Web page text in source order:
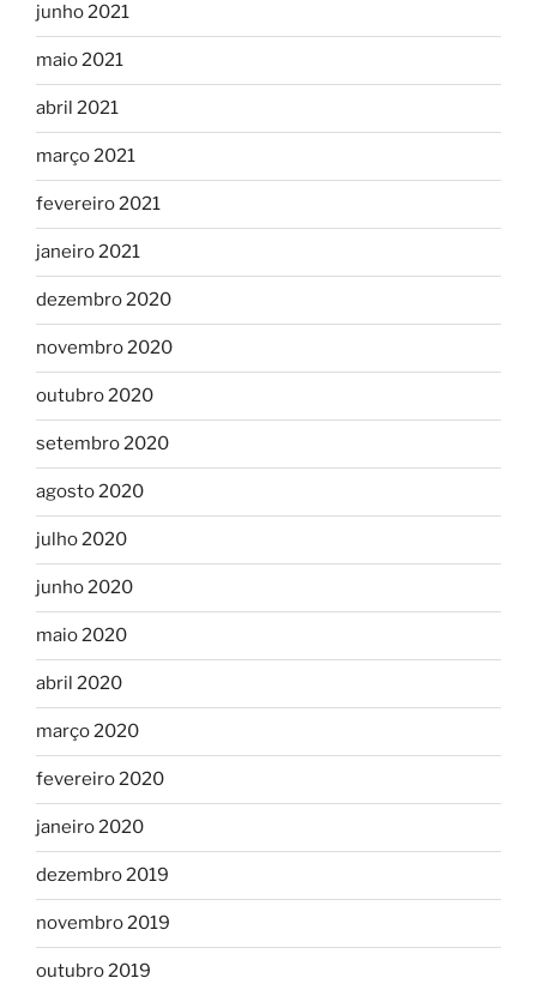
junho 2021
maio 2021
abril 2021
março 2021
fevereiro 2021
janeiro 2021
dezembro 2020
novembro 2020
outubro 2020
setembro 2020
agosto 2020
julho 2020
junho 2020
maio 2020
abril 2020
março 2020
fevereiro 2020
janeiro 2020
dezembro 2019
novembro 2019
outubro 2019